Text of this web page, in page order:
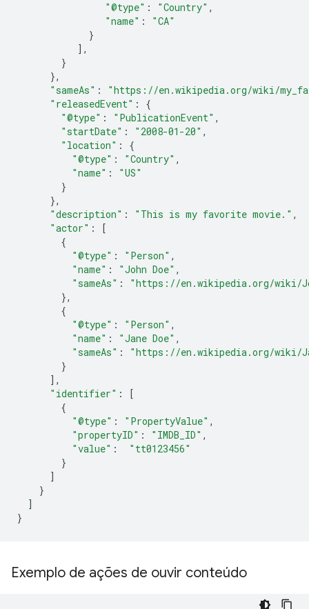
"@type" : "Country" ,
"name" :
"CA"
}
],
}
},
"sameAs" :
"https://en.wikipedia.org/wiki/
"releasedEvent" :
{
"@type" : "PublicationEvent" ,
"startDate" : "2008-01-20" ,
"location" :
{
"@type" : "Country" ,
"name" :
"US"
}
},
"description" : "This is my favorite movie." ,
"actor" :
[
{
"@type" : "Person" ,
"name" : "John Doe" ,
"sameAs" :
"https://en.wikipedia.org/wiki/
},
{
"@type" : "Person" ,
"name" : "Jane Doe" ,
"sameAs" :
"https://en.wikipedia.org/wiki/
}
],
"identifier" :
[
{
"@type" : "PropertyValue" ,
"propertyID" : "IMDB_ID" ,
"value" :
"tt0123456"
}
]
}
]
}
Exemplo de ações de ouvir conteúdo